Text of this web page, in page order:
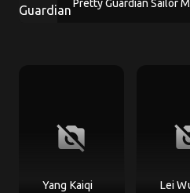
Pretty Guardian Sailor
no_photography
Yang Kaiqi Lei